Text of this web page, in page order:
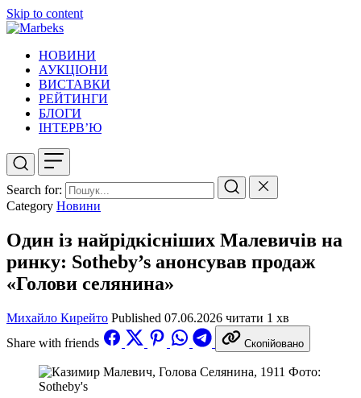
Skip to content
НОВИНИ
АУКЦІОНИ
ВИСТАВКИ
РЕЙТИНГИ
БЛОГИ
ІНТЕРВ’Ю
Search for:
Category Новини
Один із найрідкісніших Малевичів на
ринку: Sotheby’s анонсував продаж
«Голови селянина»
Михайло Кирейто Published 07.06.2026 читати 1 хв
Share with friends
Скопійовано